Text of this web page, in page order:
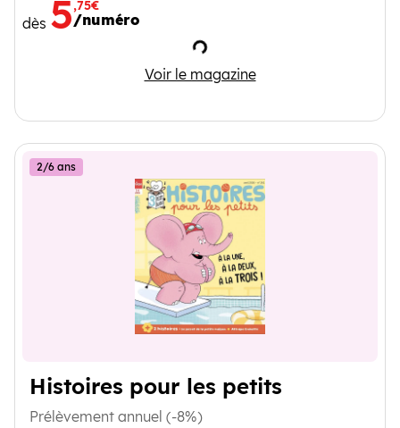
dès 5,75€
/numéro
Chargement
Voir le magazine
Toupie
Histoires pour les petits
2/6 ans
Prélèvement annuel (-8%)